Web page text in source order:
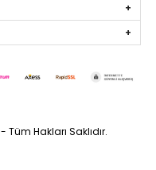
- Tüm Hakları Saklıdır.